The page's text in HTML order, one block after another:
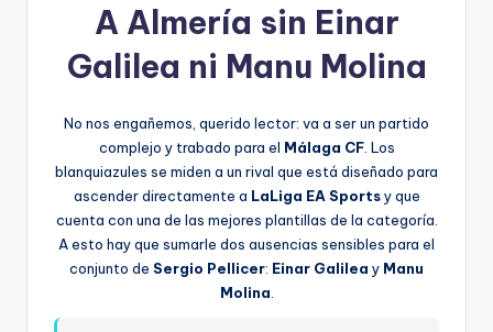
A Almería sin Einar
Galilea ni Manu Molina
No nos engañemos, querido lector: va a ser un partido
complejo y trabado para el Málaga CF. Los
blanquiazules se miden a un rival que está diseñado para
ascender directamente a LaLiga EA Sportsy que
cuenta con una de las mejores plantillas de la categoría.
A esto hay que sumarle dos ausencias sensibles para el
conjunto de Sergio Pellicer: Einar Galilea y Manu
Molina